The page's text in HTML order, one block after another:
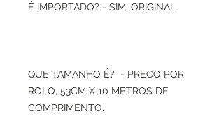
É IMPORTADO? - SIM, ORIGINAL.
QUE TAMANHO É? - PRECO POR
ROLO, 53CM X 10 METROS DE
COMPRIMENTO.